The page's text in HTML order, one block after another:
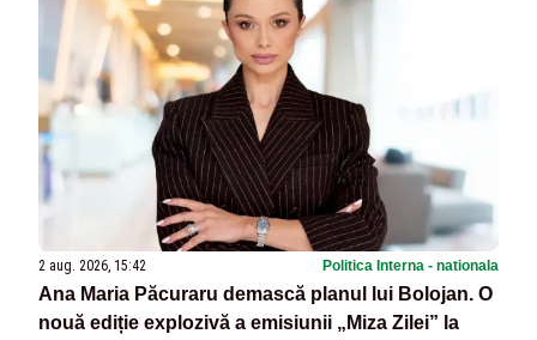
2 aug. 2026, 15:42 Politica Interna - nationala
Ana Maria Păcuraru demască planul lui Bolojan. O
nouă ediție explozivă a emisiunii „Miza Zilei” la